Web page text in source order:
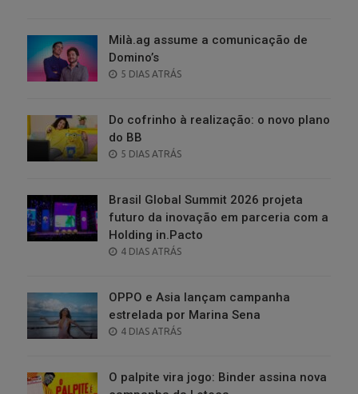
Milà.ag assume a comunicação de
Domino’s
POSTED
5 DIAS ATRÁS
Do cofrinho à realização: o novo plano
do BB
POSTED
5 DIAS ATRÁS
Brasil Global Summit 2026 projeta
futuro da inovação em parceria com a
Holding in.Pacto
POSTED
4 DIAS ATRÁS
OPPO e Asia lançam campanha
estrelada por Marina Sena
POSTED
4 DIAS ATRÁS
O palpite vira jogo: Binder assina nova